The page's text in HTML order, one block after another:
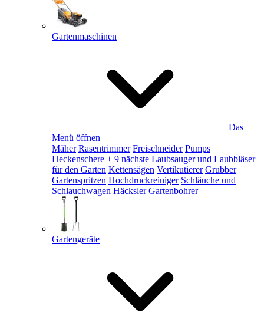
Gartenmaschinen
Das
Menü öffnen
Mäher Rasentrimmer Freischneider Pumps
Heckenschere + 9 nächste Laubsauger und Laubbläser
für den Garten Kettensägen Vertikutierer Grubber
Gartenspritzen Hochdruckreiniger Schläuche und
Schlauchwagen Häcksler Gartenbohrer
Gartengeräte